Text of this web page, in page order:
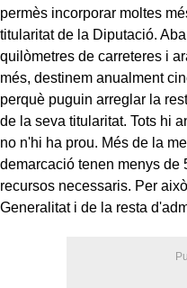
permès incorporar moltes
titularitat de la Diputació.
quilòmetres de carreteres i
més, destinem anualment
perquè puguin arreglar la
de la seva titularitat. Tots hi
no n'hi ha prou. Més de la
demarcació tenen menys de
recursos necessaris. Per
Generalitat i de la resta